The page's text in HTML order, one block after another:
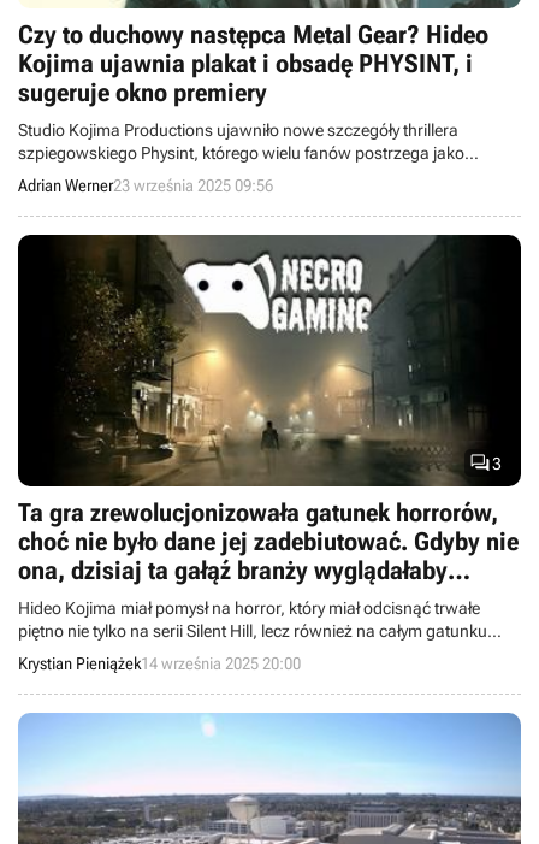
Czy to duchowy następca Metal Gear? Hideo
Kojima ujawnia plakat i obsadę PHYSINT, i
sugeruje okno premiery
Studio Kojima Productions ujawniło nowe szczegóły thrillera
szpiegowskiego Physint, którego wielu fanów postrzega jako
następcę serii Metal Gear.
Adrian Werner23 września 2025 09:56
3
Ta gra zrewolucjonizowała gatunek horrorów,
choć nie było dane jej zadebiutować. Gdyby nie
ona, dzisiaj ta gałąź branży wyglądałaby
zupełnie inaczej
Hideo Kojima miał pomysł na horror, który miał odcisnąć trwałe
piętno nie tylko na serii Silent Hill, lecz również na całym gatunku
horrorów. Choć Silent Hills ostatecznie zostało anulowane, udało
mu się znacząco zmienić branżowy krajobraz.
Krystian Pieniążek14 września 2025 20:00